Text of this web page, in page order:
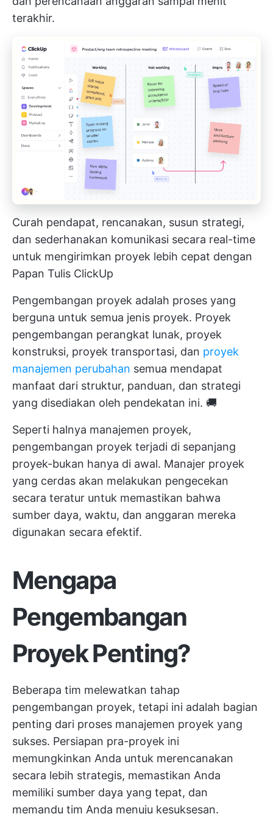
terakhir.
Curah pendapat, rencanakan, susun strategi,
dan sederhanakan komunikasi secara real-time
untuk mengirimkan proyek lebih cepat dengan
Papan Tulis ClickUp
Pengembangan proyek adalah proses yang
berguna untuk semua jenis proyek. Proyek
pengembangan perangkat lunak, proyek
konstruksi, proyek transportasi, dan proyek
manajemen perubahan semua mendapat
manfaat dari struktur, panduan, dan strategi
yang disediakan oleh pendekatan ini. 🚚
Seperti halnya manajemen proyek,
pengembangan proyek terjadi di sepanjang
proyek-bukan hanya di awal. Manajer proyek
yang cerdas akan melakukan pengecekan
secara teratur untuk memastikan bahwa
sumber daya, waktu, dan anggaran mereka
digunakan secara efektif.
Mengapa
Pengembangan
Proyek Penting?
Beberapa tim melewatkan tahap
pengembangan proyek, tetapi ini adalah bagian
penting dari proses manajemen proyek yang
sukses. Persiapan pra-proyek ini
memungkinkan Anda untuk merencanakan
secara lebih strategis, memastikan Anda
memiliki sumber daya yang tepat, dan
memandu tim Anda menuju kesuksesan.